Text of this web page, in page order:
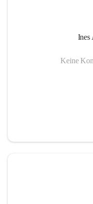
Ines
Keine